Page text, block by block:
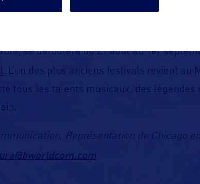
juillet au 27 août 2024, les visiteurs
films projetés en plein air sur un écran de
se déroulera du 29 août au 1er
. L‘un des plus anciens festivals revient au
tous les talents musicaux , des légendes
Représentation de Chicago